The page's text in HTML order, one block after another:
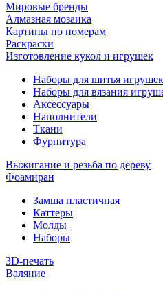
Мировые бренды
Алмазная мозаика
Картины по номерам
Раскраски
Изготовление кукол и игрушек
Наборы для шитья игрушек
Наборы для вязания
Аксессуары
Наполнители
Ткани
Фурнитура
Выжигание и резьба по дереву
Фоамиран
Замша пластичная
Каттеры
Молды
Наборы
3D-печать
Валяние